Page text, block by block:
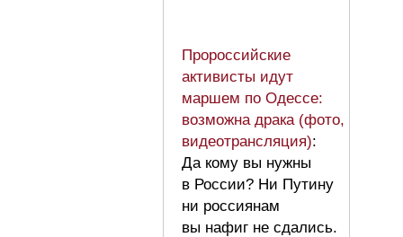
Пророссийские
активисты идут
маршем по Одессе:
возможна драка (фото,
видеотрансляция):
Да кому вы нужны
в России? Ни Путину
ни россиянам
вы нафиг не сдались.